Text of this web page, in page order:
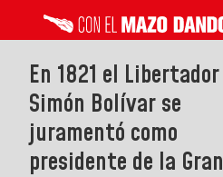
En 1821 el Libertador
Simón Bolívar se
juramentó como
presidente de la Gran